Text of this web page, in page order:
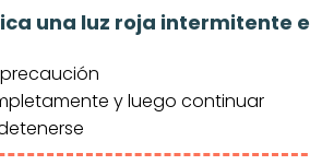
una luz roja intermitente
y luego continuar